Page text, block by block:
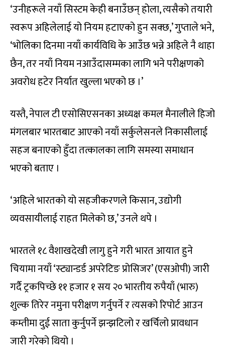
‘उनीहरूले नयाँ सिस्टम केही बनाउँछन् होला, त्यसैको तयारी
स्वरूप अहिलेलाई यो नियम हटाएको हुन सक्छ,’ गुप्ताले भने,
‘भोलिका दिनमा नयाँ कार्यविधि के आउँछ भन्ने अहिले नै थाहा
छैन, तर नयाँ नियम नआउँदासम्मका लागि भने परीक्षणको
अवरोध हटेर निर्यात खुल्ला भएको छ ।’
यस्तै, नेपाल टी एसोसिएसनका अध्यक्ष कमल मैनालीले हिजो
मंगलबार भारतबाट आएको नयाँ सर्कुलेसनले निकासीलाई
सहज बनाएको हुँदा तत्कालका लागि समस्या समाधान
भएको बताए ।
‘अहिले भारतको यो सहजीकरणले किसान, उद्योगी
व्यवसायीलाई राहत मिलेको छ,’ उनले थपे ।
भारतले १८ वैशाखदेखी लागु हुने गरी भारत आयात हुने
चियामा नयाँ ‘स्ट्यान्डर्ड अपरेटिङ प्रोसिजर’ (एसओपी) जारी
गर्दै ट्रकपिच्छे ११ हजार १ सय २० भारतीय रुपैयाँ (भारु)
शुल्क तिरेर नमुना परीक्षण गर्नुपर्ने र त्यसको रिपोर्ट आउन
कम्तीमा दुई साता कुर्नुपर्ने झन्झटिलो र खर्चिलो प्रावधान
जारी गरेको थियो ।